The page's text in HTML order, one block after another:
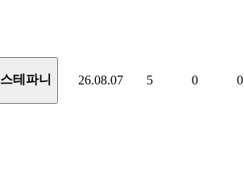
스테파니 26.08.07 5 0 0